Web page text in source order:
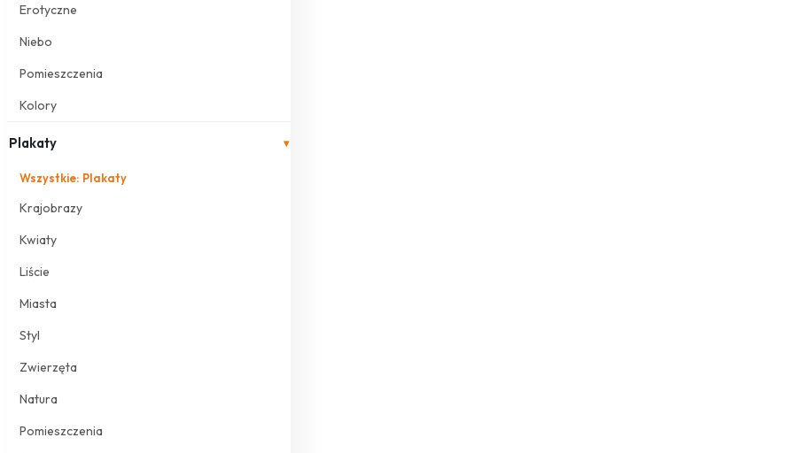
Erotyczne
Niebo
Pomieszczenia
Kolory
Plakaty ▾
Wszystkie: Plakaty
Krajobrazy
Kwiaty
Liście
Miasta
Styl
Zwierzęta
Natura
Pomieszczenia